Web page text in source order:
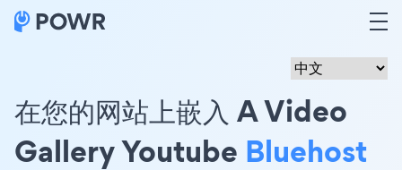
在您的网站上嵌入 A Video
Gallery Youtube Bluehost